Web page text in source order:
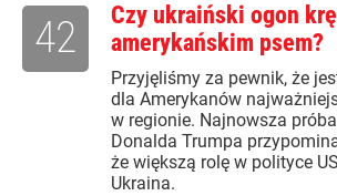
Czy ukraiński ogon
amerykańskim psem?
Przyjęliśmy za pewnik, że
dla Amerykanów
w regionie. Najnowsza
Donalda Trumpa
że większą rolę w polityce
Ukraina.
42